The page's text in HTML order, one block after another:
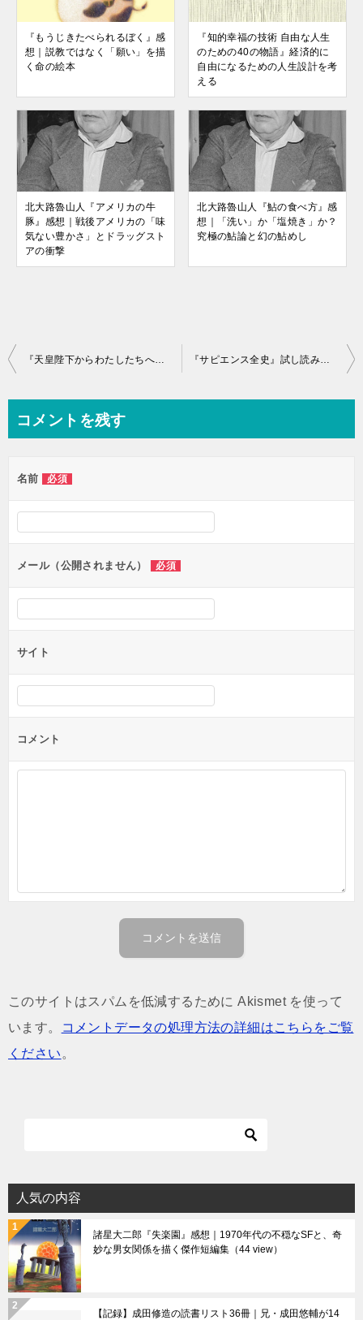
『もうじきたべられるぼく』感
想｜説教ではなく「願い」を描
く命の絵本
『知的幸福の技術 自由な人生
のための40の物語』経済的に
自由になるための人生設計を考
える
北大路魯山人『アメリカの牛
豚』感想｜戦後アメリカの「味
気ない豊かさ」とドラッグスト
アの衝撃
北大路魯山人『鮎の食べ方』感
想｜「洗い」か「塩焼き」か？
究極の鮎論と幻の鮎めし
投
ビ
ー
シ
ン
『天皇陛下からわたしたちへのおことば』感想｜日本で最も深く考えられた言葉 『サピエンス全史』試し読み感想｜無料30ページが濃すぎる（認知革命の入口）
コメントを残す
名前 必須
メール（公開されません） 必須
サイト
コメント
このサイトはスパムを低減するために Akismet を使って
います。
コメントデータの処理方法の詳細はこちらをご覧
ください 。
人気の内容
諸星大二郎『失楽園』感想｜1970年代の不穏なSFと、奇
妙な男女関係を描く傑作短編集 （44 view）
【記録】成田修造の読書リスト36冊｜兄・成田悠輔が14